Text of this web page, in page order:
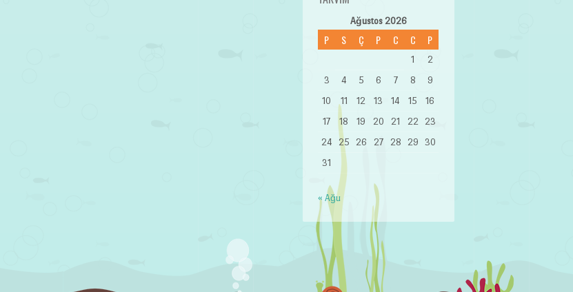
Ağustos 2026
P S Ç P C C P
1
2
3
4 5 6 7 8
9
10
11 12 13 14 15
16
17
18 19 20 21 22
23
24
25 26 27 28 29
30
31
« Ağu